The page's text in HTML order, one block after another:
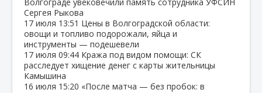
Сергея Рыкова
17 июля 13:51 Цены в Волгоградской области:
овощи и топливо подорожали, яйца и
инструменты — подешевели
17 июля 09:44 Кража под видом помощи: СК
расследует хищение денег с карты жительницы
Камышина
16 июля 15:20 «После матча — без пробок: в